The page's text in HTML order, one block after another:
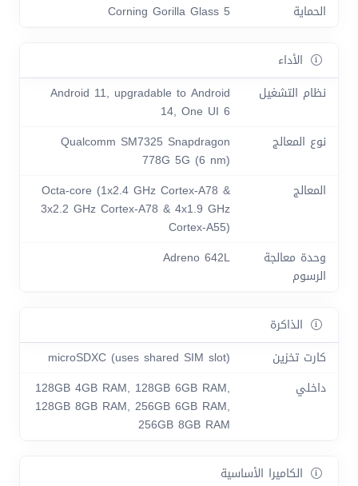
الحماية
Corning Gorilla Glass 5
الأداء
نظام التشغيل
Android 11, upgradable to Android
14, One UI 6
نوع المعالج
Qualcomm SM7325 Snapdragon
778G 5G (6 nm)
المعالج
Octa-core (1x2.4 GHz Cortex-A78 &
3x2.2 GHz Cortex-A78 & 4x1.9 GHz
Cortex-A55)
وحدة معالجة
الرسوم
Adreno 642L
الذاكرة
كارت تخزين
microSDXC (uses shared SIM slot)
داخلي
128GB 4GB RAM, 128GB 6GB RAM,
128GB 8GB RAM, 256GB 6GB RAM,
256GB 8GB RAM
الكاميرا الأساسية